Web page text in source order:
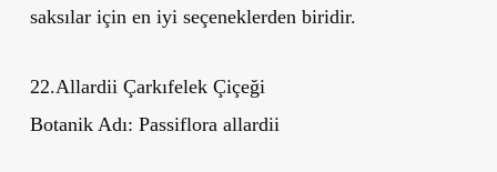
saksılar için en iyi seçeneklerden biridir.
22.Allardii Çarkıfelek Çiçeği
Botanik Adı: Passiflora allardii